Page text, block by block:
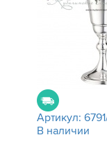
Артикул:
В наличии